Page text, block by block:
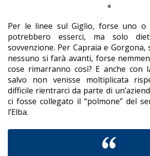
*
Per le linee sul Giglio, forse uno o
potrebbero esserci, ma solo
sovvenzione. Per Capraia e Gorgona,
nessuno si farà avanti, forse
cose rimarranno così? E anche con
salvo non venisse moltiplicata
difficile rientrarci da parte di
ci fosse collegato il “polmone” del
l’Elba.